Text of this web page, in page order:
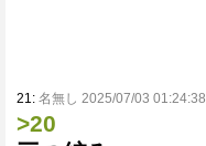
21: 名無し 2025/07/03 01:24:38
>20